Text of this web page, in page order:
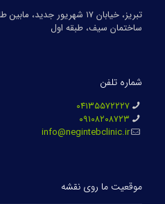
تبریز، خیابان ۱۷ شهریور
ساختمان سیف، طبقه اول
شماره تلفن
۰۴۱۳۵۵۷۲۲۲۷
۰۹۱۰۸۲۰۸۷۲۳
info@negintebclinic.ir
موقعیت ما روی نقشه